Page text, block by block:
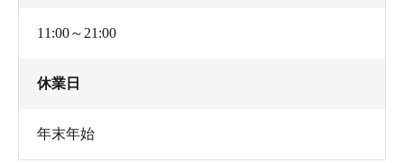
11:00～21:00
休業日
年末年始